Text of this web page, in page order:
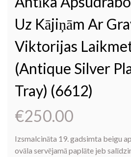
Uz Kājiņām Ar
Viktorijas
(antique Silver
Tray) (6612)
€250.00
Izsmalcināta 19. gadsimta beigu
ovāla servējamā paplāte jeb